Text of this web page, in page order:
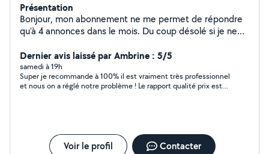
Présentation
Bonjour, mon abonnement ne me permet de répondre
qu'à 4 annonces dans le mois. Du coup désolé si je ne
laisser votre contact et je vous rappel.
Dernier avis laissé par Ambrine : 5/5
samedi à 19h
Super je recommande à 100% il est vraiment très professionnel
et nous on a réglé notre problème ! Le rapport qualité prix est
Voir le profil Contacter